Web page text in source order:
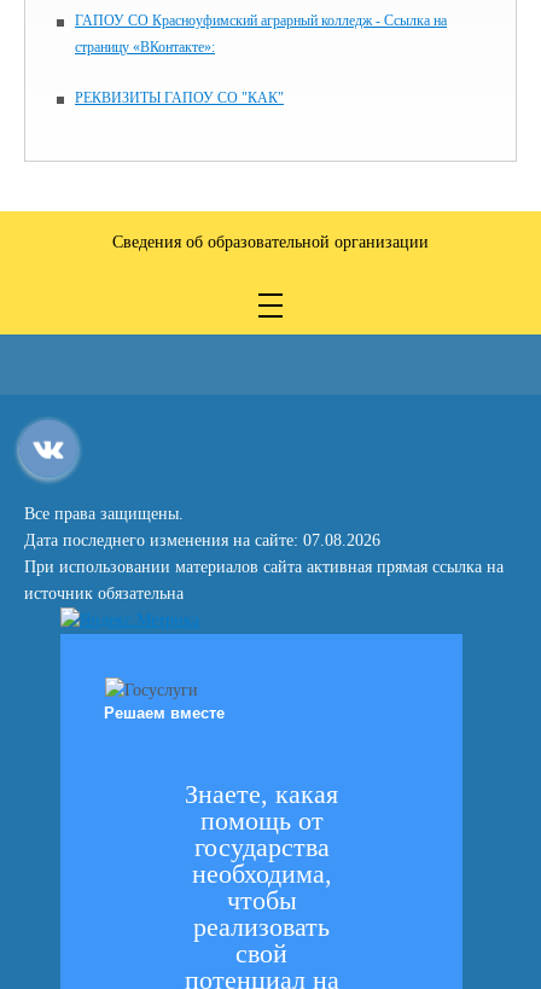
ГАПОУ СО Красноуфимский аграрный колледж - Ссылка на
страницу «ВКонтакте»:
РЕКВИЗИТЫ ГАПОУ СО "КАК"
Сведения об образовательной организации
Все права защищены.
Дата последнего изменения на сайте: 07.08.2026
При использовании материалов сайта активная прямая ссылка на
источник обязательна
Решаем вместе
Знаете, какая
помощь от
государства
необходима,
чтобы
реализовать
свой
потенциал на